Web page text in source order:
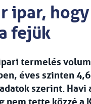
ipar, hogy
fejük
termelés
éves szinten
szerint. Havi